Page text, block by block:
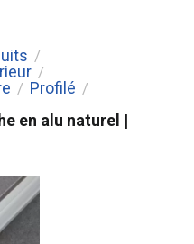
/
/
/ Profilé /
en alu naturel |